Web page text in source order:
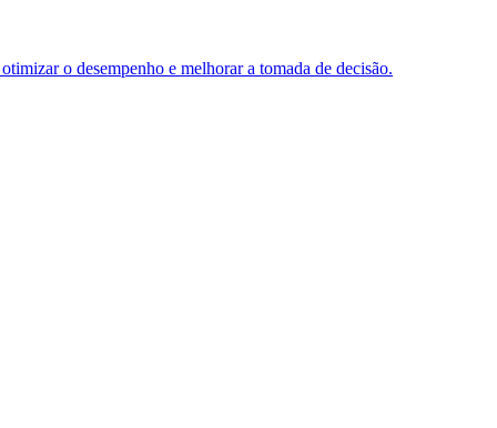
o desempenho e melhorar a tomada de decisão.